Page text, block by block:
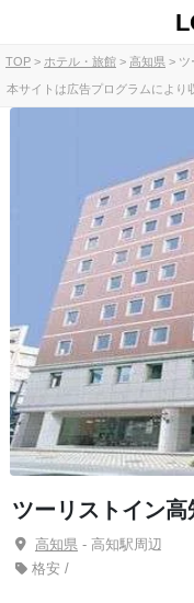
TOP ホテル・旅館 高知県 ツ
本サイトは広告プログラムにより
ツーリストイン高
高知県- 高知駅周辺
格安 /